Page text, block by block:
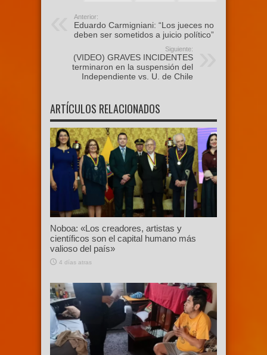
Anterior:
Eduardo Carmigniani: “Los jueces no
deben ser sometidos a juicio político”
Siguiente:
(VIDEO) GRAVES INCIDENTES
terminaron en la suspensión del
Independiente vs. U. de Chile
ARTÍCULOS RELACIONADOS
Noboa: «Los creadores, artistas y
científicos son el capital humano más
valioso del país»
4 días atras